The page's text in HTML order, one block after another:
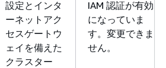
設定とインタ
ーネットアク
セスゲートウ
ェイを備えた
クラスター
IAM 認証が有効
になっていま
す。変更できま
せん。